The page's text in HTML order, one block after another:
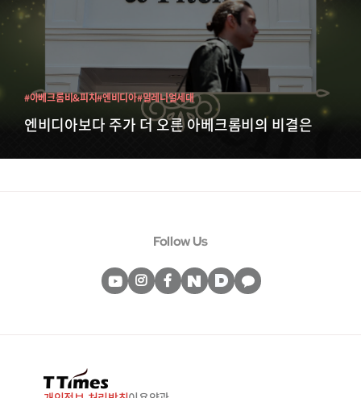
엔비디아보다 주가 더 오른 아베크롬비의 비결은
#아베크롬비&피치#엔비디아#밀레니얼세대
Follow Us